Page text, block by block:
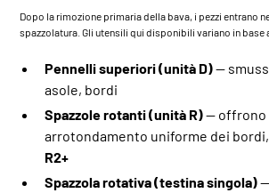
Dopo la rimozione primaria della bava, i pezzi entrano
spazzolatura. Gli utensili qui disponibili variano in base
Pennelli superiori (unità D)—
asole, bordi
Spazzole rotanti (unità R)— offrono
arrotondamento uniforme dei
R2+
Spazzola rotativa (testina singola)